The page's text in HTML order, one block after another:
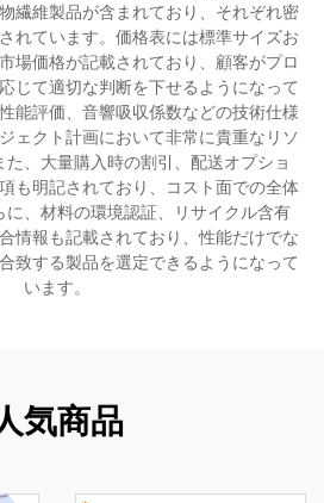
繊維製品が含まれており、それぞれ密
れています。価格表には標準サイズお
場価格が記載されており、顧客がプロ
じて適切な判断を下せるようになって
能評価、音響吸収係数などの技術仕様
ェクト計画において非常に貴重なリソ
、大量購入時の割引、配送オプショ
も明記されており、コスト面での全体
、材料の環境認証、リサイクル含有
情報も記載されており、性能だけでな
致する製品を選定できるようになって
います。
気商品